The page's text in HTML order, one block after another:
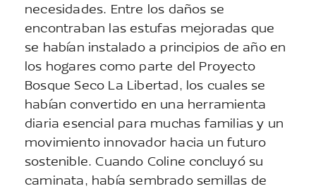
necesidades. Entre los daños se
encontraban las estufas mejoradas que
se habían instalado a principios de año en
los hogares como parte del Proyecto
Bosque Seco La Libertad, los cuales se
habían convertido en una herramienta
diaria esencial para muchas familias y un
movimiento innovador hacia un futuro
sostenible. Cuando Coline concluyó su
caminata, había sembrado semillas de